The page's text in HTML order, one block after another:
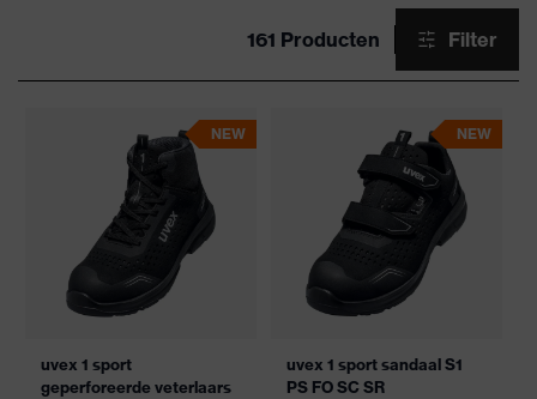
161 Producten Filter
NEW
uvex 1 sport
geperforeerde veterlaars
NEW
uvex 1 sport sandaal S1
PS FO SC SR